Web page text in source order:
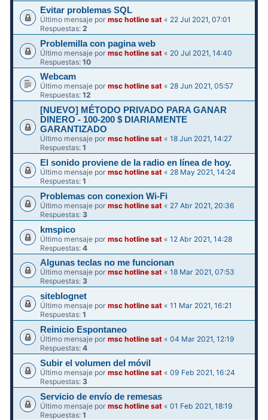
Evitar problemas SQL
Último mensaje pormsc hotline sat « 22 Jul 2021, 07:01
Respuestas:2
Problemilla con pagina web
Último mensaje pormsc hotline sat « 20 Jul 2021, 14:40
Respuestas:10
Webcam
Último mensaje pormsc hotline sat « 28 Jun 2021, 05:57
Respuestas:12
[NUEVO] MÉTODO PRIVADO PARA GANAR
DINERO - 100-200 $ DIARIAMENTE
GARANTIZADO
Último mensaje pormsc hotline sat «18 Jun 2021, 14:27
Respuestas:1
El sonido proviene de la radio en línea de hoy.
Último mensaje pormsc hotline sat « 28 May 2021, 14:24
Respuestas:1
Problemas con conexion Wi-Fi
Último mensaje pormsc hotline sat « 27 Abr 2021, 20:36
Respuestas: 3
kmspico
Último mensaje pormsc hotline sat «12 Abr 2021, 14:28
Respuestas:4
Algunas teclas no me funcionan
Último mensaje pormsc hotline sat «18 Mar 2021, 07:53
Respuestas: 3
siteblognet
Último mensaje pormsc hotline sat «11 Mar 2021, 16:21
Respuestas:1
Reinicio Espontaneo
Último mensaje pormsc hotline sat «04 Mar 2021, 12:19
Respuestas:4
Subir el volumen del móvil
Último mensaje pormsc hotline sat «09 Feb 2021, 16:24
Respuestas:3
Servicio de envío de remesas
Último mensaje pormsc hotline sat «01 Feb 2021, 18:19
Respuestas:1